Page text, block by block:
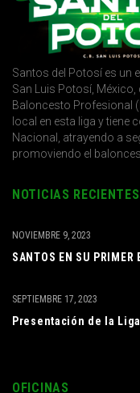
Santos del Potosí es un
San Luis Potosí,
Baloncesto Profesional
local en esta liga y tiene
Nacional, atrayendo a
promoviendo el
NOTICIAS RECIENTES
SANTOS EN SU PRIMER
NOVIEMBRE 9, 2023
Presentación de la
SEPTIEMBRE 17, 2023
OFICINAS